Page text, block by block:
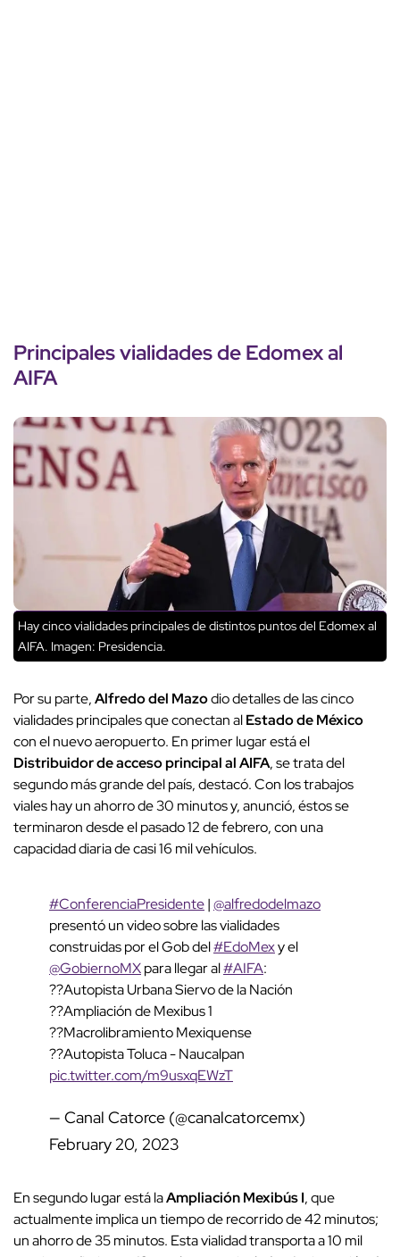
Principales vialidades de Edomex al
AIFA
Hay cinco vialidades principales de distintos puntos del Edomex al
AIFA. Imagen: Presidencia.
Por su parte,Alfredo del Mazodio detalles de las cinco
vialidades principales que conectan alEstado de México
con el nuevo aeropuerto. En primer lugar está el
Distribuidor de acceso principal al AIFA, se trata del
segundo más grande del país, destacó. Con los trabajos
viales hay un ahorro de 30 minutos y, anunció, éstos se
terminaron desde el pasado 12 de febrero, con una
capacidad diaria de casi 16 mil vehículos.
#ConferenciaPresidente|@alfredodelmazo
presentó un video sobre las vialidades
construidas por el Gob del#EdoMexy el
@GobiernoMXpara llegar al#AIFA:
??Autopista Urbana Siervo de la Nación
??Ampliación de Mexibus 1
??Macrolibramiento Mexiquense
??Autopista Toluca - Naucalpan
pic.twitter.com/m9usxqEWzT
— Canal Catorce (@canalcatorcemx)
February 20, 2023
En segundo lugar está laAmpliación Mexibús I, que
actualmente implica un tiempo de recorrido de 42 minutos;
un ahorro de 35 minutos. Esta vialidad transporta a 10 mil